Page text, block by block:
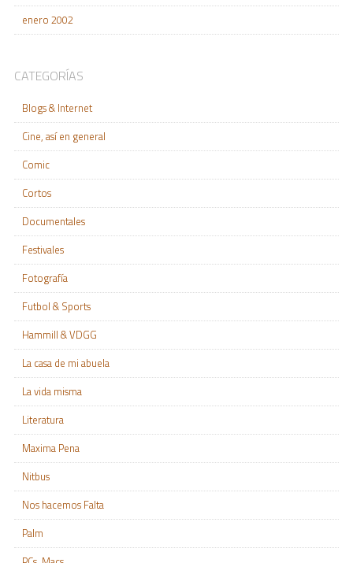
enero 2002
CATEGORÍAS
Blogs & Internet
Cine, así en general
Comic
Cortos
Documentales
Festivales
Fotografía
Futbol & Sports
Hammill & VDGG
La casa de mi abuela
La vida misma
Literatura
Maxima Pena
Nitbus
Nos hacemos Falta
Palm